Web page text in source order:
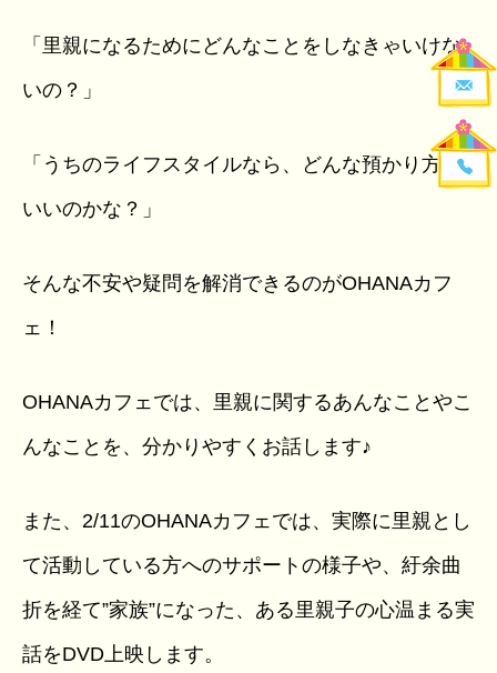
「里親になるためにどんなことをしなきゃいけな
いの？」
「うちのライフスタイルなら、どんな預かり方が
いいのかな？」
そんな不安や疑問を解消できるのがOHANAカフ
ェ！
OHANAカフェでは、里親に関するあんなことやこ
んなことを、分かりやすくお話します♪
また、2/11のOHANAカフェでは、実際に里親とし
て活動している方へのサポートの様子や、紆余曲
折を経て”家族”になった、ある里親子の心温まる実
話をDVD上映します。